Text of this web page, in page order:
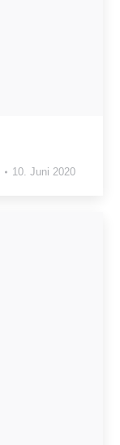
10. Juni 2020